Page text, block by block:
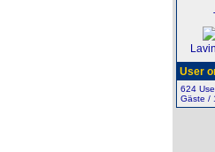
User
624
Gäste /